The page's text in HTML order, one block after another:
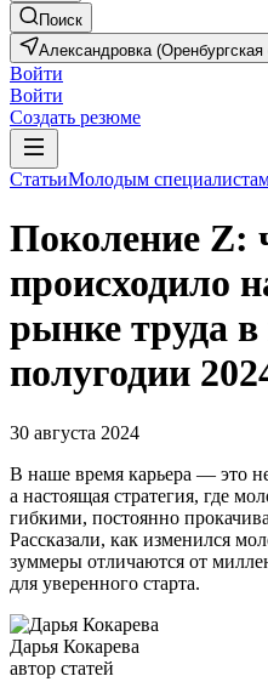
Поиск
Александровка (Оренбургская
Войти
Войти
Создать резюме
СтатьиМолодым
Поколение Z:
происходило
рынке труда
полугодии
30 августа 2024
В наше время карьера — это
а настоящая стратегия, где
гибкими, постоянно
Рассказали, как изменился
зуммеры отличаются от
для уверенного старта.
Дарья Кокарева
автор статей